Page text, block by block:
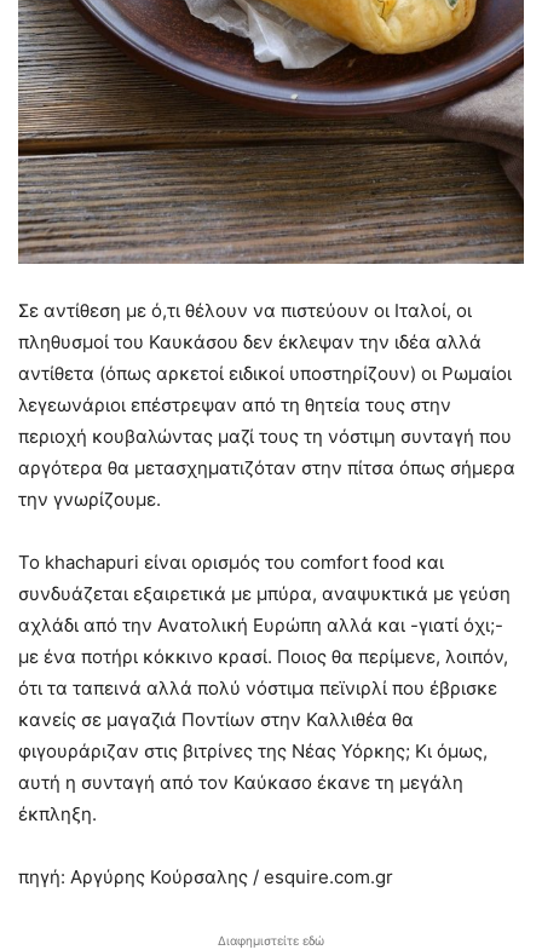
Σε αντίθεση με ό,τι θέλουν να πιστεύουν οι Ιταλοί, οι
πληθυσμοί του Καυκάσου δεν έκλεψαν την ιδέα αλλά
αντίθετα (όπως αρκετοί ειδικοί υποστηρίζουν) οι Ρωμαίοι
λεγεωνάριοι επέστρεψαν από τη θητεία τους στην
περιοχή κουβαλώντας μαζί τους τη νόστιμη συνταγή που
αργότερα θα μετασχηματιζόταν στην πίτσα όπως σήμερα
την γνωρίζουμε.
Το khachapuri είναι ορισμός του comfort food και
συνδυάζεται εξαιρετικά με μπύρα, αναψυκτικά με γεύση
αχλάδι από την Ανατολική Ευρώπη αλλά και -γιατί όχι;-
με ένα ποτήρι κόκκινο κρασί. Ποιος θα περίμενε, λοιπόν,
ότι τα ταπεινά αλλά πολύ νόστιμα πεϊνιρλί που έβρισκε
κανείς σε μαγαζιά Ποντίων στην Καλλιθέα θα
φιγουράριζαν στις βιτρίνες της Νέας Υόρκης; Κι όμως,
αυτή η συνταγή από τον Καύκασο έκανε τη μεγάλη
έκπληξη.
πηγή: Αργύρης Κούρσαλης / esquire.com.gr
Διαφημιστείτε εδώ